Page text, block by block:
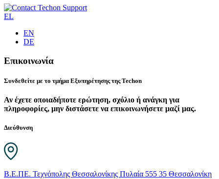
EL
EN
DE
Επικοινωνία
Συνδεθείτε με το τμήμα Εξυπηρέτησης της Techon
Αν έχετε οποιαδήποτε ερώτηση, σχόλιο ή ανάγκη για
πληροφορίες, μην διστάσετε να επικοινωνήσετε μαζί μας.
Διεύθυνση
Β.Ε.ΠΕ. Τεχνόπολης Θεσσαλονίκης Πυλαία 555 35 Θεσσαλονίκη